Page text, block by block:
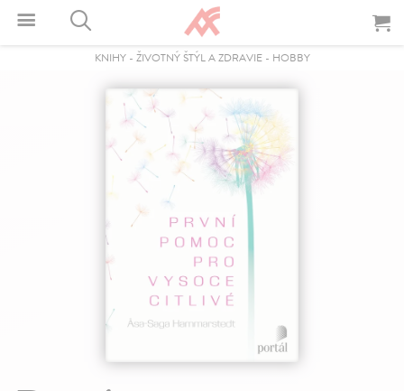
KNIHY- ŽIVOTNÝ ŠTÝL A ZDRAVIE- HOBBY